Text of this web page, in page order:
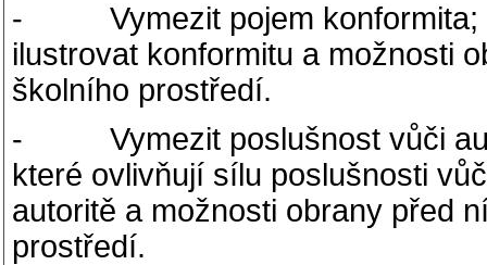
- Vymezit pojem konformita;
ilustrovat konformitu a možnosti
školního prostředí.
- Vymezit poslušnost vůči
které ovlivňují sílu poslušnosti
autoritě a možnosti obrany před
prostředí.